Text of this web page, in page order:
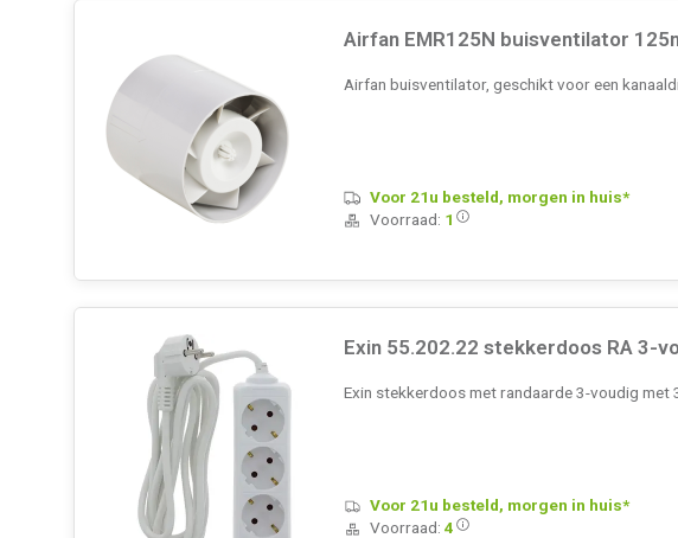
Airfan EMR125N buisventilator
Airfan buisventilator, geschikt voor een
Voor 21u besteld, morgen in huis*
Voorraad: 1
Exin 55.202.22 stekkerdoos RA 3-
Exin stekkerdoos met randaarde 3-voudig met
Voor 21u besteld, morgen in huis*
Voorraad: 4